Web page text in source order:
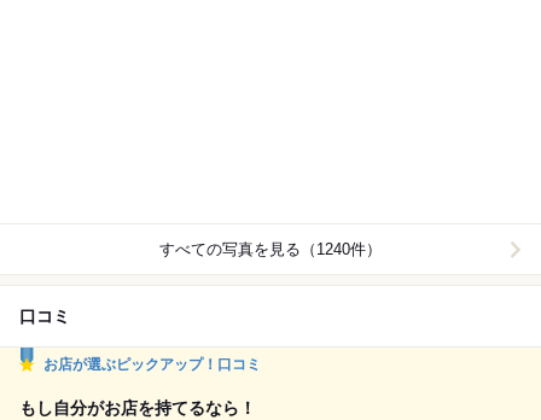
すべての写真を見る（1240件）
口コミ
お店が選ぶピックアップ！口コミ
もし自分がお店を持てるなら！